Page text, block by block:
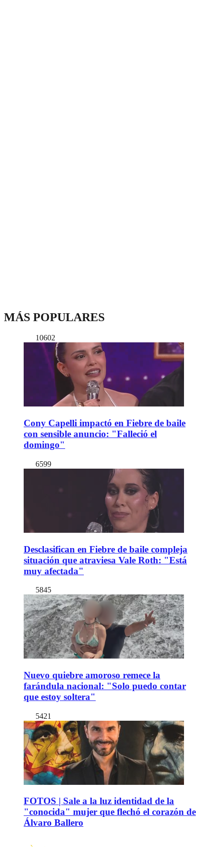
MÁS POPULARES
10602
Cony Capelli impactó en Fiebre de baile
con sensible anuncio: "Falleció el
domingo"
6599
Desclasifican en Fiebre de baile compleja
situación que atraviesa Vale Roth: "Está
muy afectada"
5845
Nuevo quiebre amoroso remece la
farándula nacional: "Solo puedo contar
que estoy soltera"
5421
FOTOS | Sale a la luz identidad de la
"conocida" mujer que flechó el corazón de
Álvaro Ballero